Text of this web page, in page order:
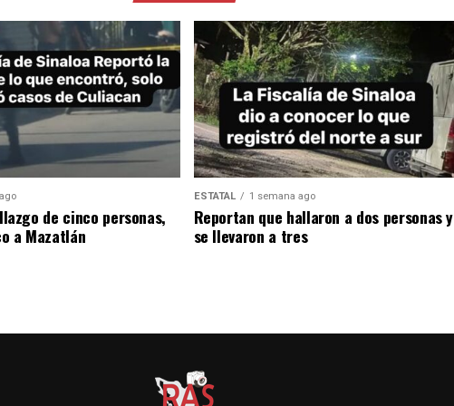
de cinco personas,
a Mazatlán
ESTATAL 1 semana ago
Reportan que hallaron a dos personas y
se llevaron a tres